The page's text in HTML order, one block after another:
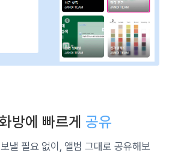
방에 빠르게 공유
낼 필요 없이, 앨범 그대로 공유해보